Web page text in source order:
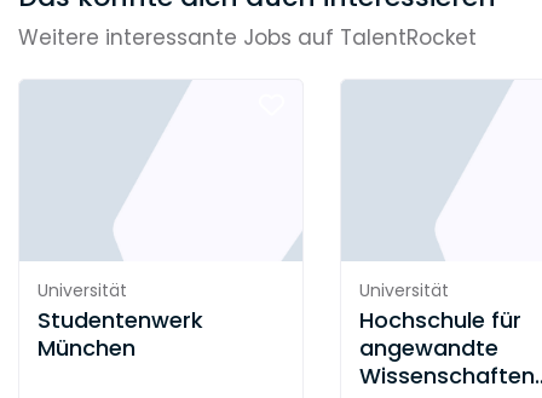
Weitere interessante Jobs auf TalentRocket
Universität
Studentenwerk
München
Universität
Hochschule für
angewandte
Wissenschaften